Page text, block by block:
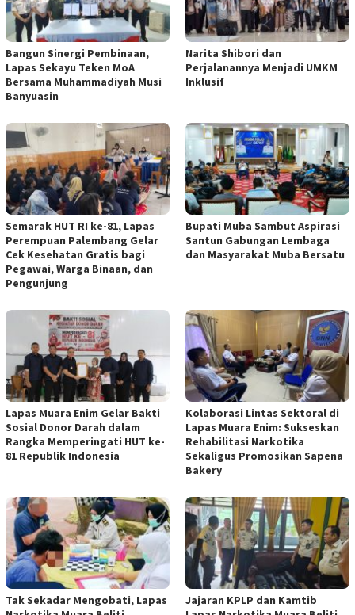
Bangun Sinergi Pembinaan,
Lapas Sekayu Teken MoA
Bersama Muhammadiyah Musi
Banyuasin
Narita Shibori dan
Perjalanannya Menjadi UMKM
Inklusif
Semarak HUT RI ke-81, Lapas
Perempuan Palembang Gelar
Cek Kesehatan Gratis bagi
Pegawai, Warga Binaan, dan
Pengunjung
Bupati Muba Sambut Aspirasi
Santun Gabungan Lembaga
dan Masyarakat Muba Bersatu
Lapas Muara Enim Gelar Bakti
Sosial Donor Darah dalam
Rangka Memperingati HUT ke-
81 Republik Indonesia
Kolaborasi Lintas Sektoral di
Lapas Muara Enim: Sukseskan
Rehabilitasi Narkotika
Sekaligus Promosikan Sapena
Bakery
Tak Sekadar Mengobati, Lapas
Jajaran KPLP dan Kamtib